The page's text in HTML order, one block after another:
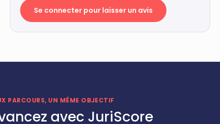
Se connecter pour laisser un avis
PARCOURS, UN MÊME OBJECTIF
avec JuriScore